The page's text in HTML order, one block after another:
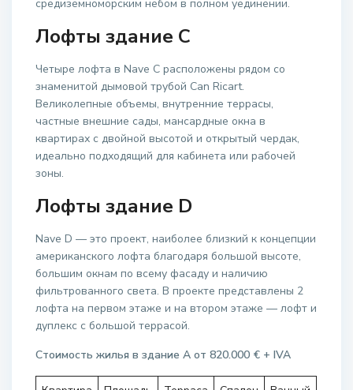
средиземноморским небом в полном уединении.
Лофты здание C
Четыре лофта в Nave C расположены рядом со
знаменитой дымовой трубой Can Ricart.
Великолепные объемы, внутренние террасы,
частные внешние сады, мансардные окна в
квартирах с двойной высотой и открытый чердак,
идеально подходящий для кабинета или рабочей
зоны.
Лофты здание D
Nave D — это проект, наиболее близкий к концепции
американского лофта благодаря большой высоте,
большим окнам по всему фасаду и наличию
фильтрованного света. В проекте представлены 2
лофта на первом этаже и на втором этаже — лофт и
дуплекс с большой террасой.
Стоимость жилья в здание A от 820.000 € + IVA